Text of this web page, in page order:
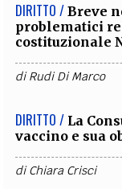
DIRITTO / Breve
problematici
costituzionale
diRudi Di Marco
DIRITTO / La
vaccino e sua
diChiara Crisci